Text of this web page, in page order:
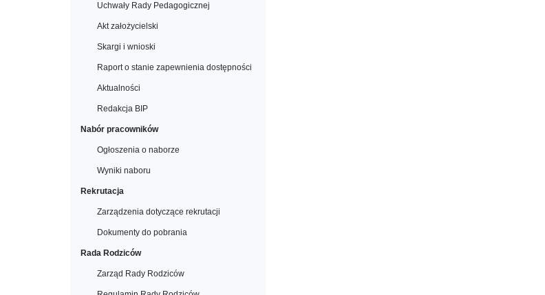
Uchwały Rady Pedagogicznej
Akt założycielski
Skargi i wnioski
Raport o stanie zapewnienia dostępności
Aktualności
Redakcja BIP
Nabór pracowników
Ogłoszenia o naborze
Wyniki naboru
Rekrutacja
Zarządzenia dotyczące rekrutacji
Dokumenty do pobrania
Rada Rodziców
Zarząd Rady Rodziców